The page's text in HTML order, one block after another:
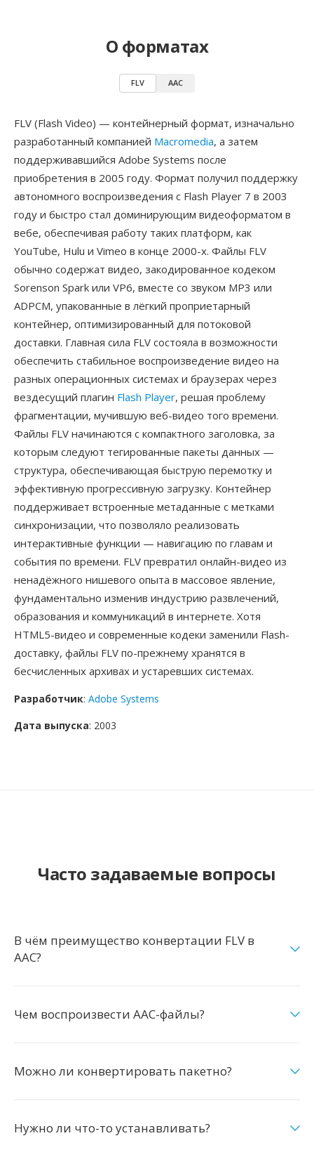
О форматах
FLV AAC
FLV (Flash Video) — контейнерный формат, изначально
разработанный компанией Macromedia, а затем
поддерживавшийся Adobe Systems после
приобретения в 2005 году. Формат получил поддержку
автономного воспроизведения с Flash Player 7 в 2003
году и быстро стал доминирующим видеоформатом в
вебе, обеспечивая работу таких платформ, как
YouTube, Hulu и Vimeo в конце 2000-х. Файлы FLV
обычно содержат видео, закодированное кодеком
Sorenson Spark или VP6, вместе со звуком MP3 или
ADPCM, упакованные в лёгкий проприетарный
контейнер, оптимизированный для потоковой
доставки. Главная сила FLV состояла в возможности
обеспечить стабильное воспроизведение видео на
разных операционных системах и браузерах через
вездесущий плагин Flash Player, решая проблему
фрагментации, мучившую веб-видео того времени.
Файлы FLV начинаются с компактного заголовка, за
которым следуют тегированные пакеты данных —
структура, обеспечивающая быструю перемотку и
эффективную прогрессивную загрузку. Контейнер
поддерживает встроенные метаданные с метками
синхронизации, что позволяло реализовать
интерактивные функции — навигацию по главам и
события по времени. FLV превратил онлайн-видео из
ненадёжного нишевого опыта в массовое явление,
фундаментально изменив индустрию развлечений,
образования и коммуникаций в интернете. Хотя
HTML5-видео и современные кодеки заменили Flash-
доставку, файлы FLV по-прежнему хранятся в
бесчисленных архивах и устаревших системах.
Разработчик: Adobe Systems
Дата выпуска: 2003
Часто задаваемые вопросы
В чём преимущество конвертации FLV в
AAC?
Чем воспроизвести AAC-файлы?
Можно ли конвертировать пакетно?
Нужно ли что-то устанавливать?